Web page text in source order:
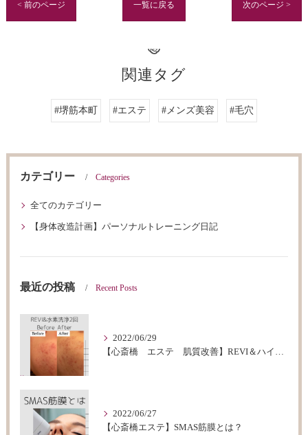
< 前のページ 一覧に戻る 次のページ >
関連タグ
#堺筋本町 #エステ #メンズ美容 #毛穴
カテゴリー Categories
全てのカテゴリー
【身体改造計画】パーソナルトレーニング日記
最近の投稿 Recent Posts
2022/06/29
【心斎橋 エステ 肌質改善】REVI＆ハイドロフェイシャルBeforeAfter
2022/06/27
【心斎橋エステ】SMAS筋膜とは？